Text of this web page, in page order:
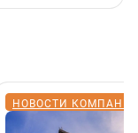
НОВОСТИ